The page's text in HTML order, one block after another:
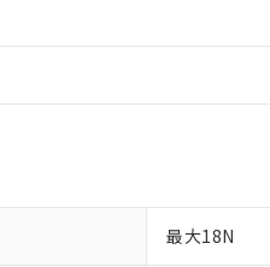
最大18N